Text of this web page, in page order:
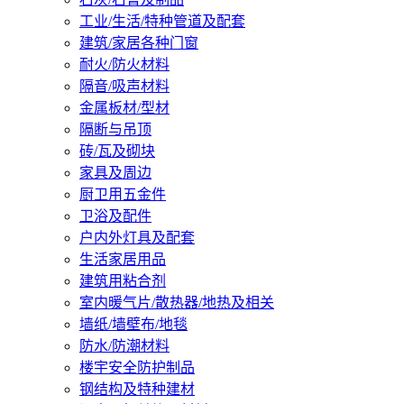
工业/生活/特种管道及配套
建筑/家居各种门窗
耐火/防火材料
隔音/吸声材料
金属板材/型材
隔断与吊顶
砖/瓦及砌块
家具及周边
厨卫用五金件
卫浴及配件
户内外灯具及配套
生活家居用品
建筑用粘合剂
室内暖气片/散热器/地热及相关
墙纸/墙壁布/地毯
防水/防潮材料
楼宇安全防护制品
钢结构及特种建材